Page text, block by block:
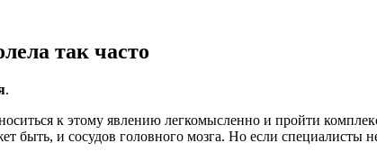
так часто
.
к этому явлению легкомысленно и пройти
быть, и сосудов головного мозга. Но если специалисты